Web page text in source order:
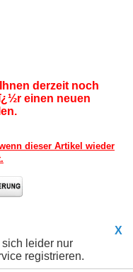
derzeit noch
einen neuen
dieser Artikel wieder
X
leider nur
registrieren.